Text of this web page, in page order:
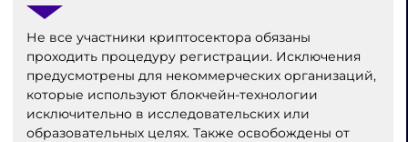
Не все участники криптосектора обязаны
проходить процедуру регистрации. Исключения
предусмотрены для некоммерческих организаций,
которые используют блокчейн-технологии
исключительно в исследовательских или
образовательных целях. Также освобождены от